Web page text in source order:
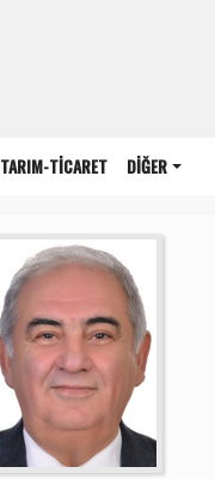
TARIM-TİCARET DİĞER